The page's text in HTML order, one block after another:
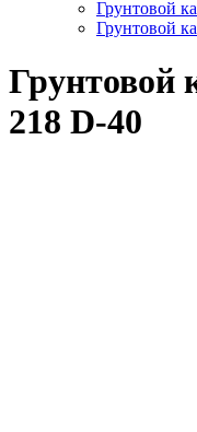
Грунтовой
Грунтовой
Грунтовой
218 D-40